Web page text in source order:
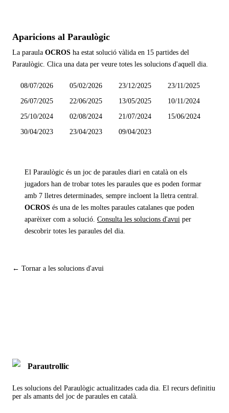
Aparicions al Paraulògic
La paraula OCROS ha estat solució vàlida en 15 partides del
Paraulògic. Clica una data per veure totes les solucions d'aquell dia.
08/07/2026 05/02/2026 23/12/2025
23/11/2025
26/07/2025
22/06/2025 13/05/2025
10/11/2024
25/10/2024
02/08/2024 21/07/2024
15/06/2024
30/04/2023
23/04/2023 09/04/2023
El Paraulògic és un joc de paraules diari en català on els
jugadors han de trobar totes les paraules que es poden formar
amb 7 lletres determinades, sempre incloent la lletra central.
OCROS és una de les moltes paraules catalanes que poden
aparèixer com a solució. Consulta les solucions d'avui per
descobrir totes les paraules del dia.
← Tornar a les solucions d'avui
Parautrollic
Les solucions del Paraulògic actualitzades cada dia. El recurs definitiu
per als amants del joc de paraules en català.